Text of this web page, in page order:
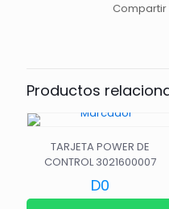
Compartir
Productos
TARJETA POWER DE
CONTROL 3021600007
D0